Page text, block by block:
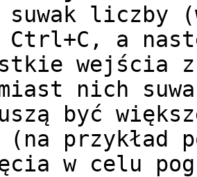
suwak liczby
Ctrl+C, a
wejścia
nich
być
(na przykład
w celu